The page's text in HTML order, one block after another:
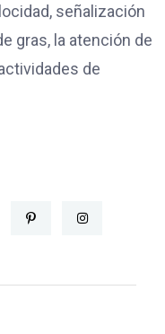
señalización
gras, la atención de
de